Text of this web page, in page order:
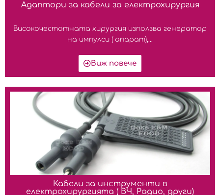
Адаптори за кабели за електрохирургия
Високочестотната хирургия използва генератор
на импулси ( апарат),...
Виж повече
Кабели за инструменти в
електрохирургията ( ВЧ, Радио, други)